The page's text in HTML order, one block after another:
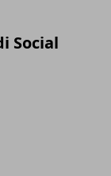
Social